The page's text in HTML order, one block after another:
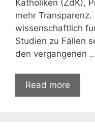
Katholiken (ZdK),
mehr
wissenschaftlich
Studien zu Fällen
den vergangenen
Read more